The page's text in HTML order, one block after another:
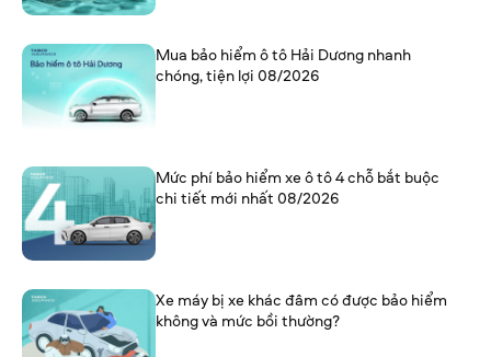
Mua bảo hiểm ô tô Hải Dương nhanh
chóng, tiện lợi 08/2026
Mức phí bảo hiểm xe ô tô 4 chỗ bắt buộc
chi tiết mới nhất 08/2026
Xe máy bị xe khác đâm có được bảo hiểm
không và mức bồi thường?